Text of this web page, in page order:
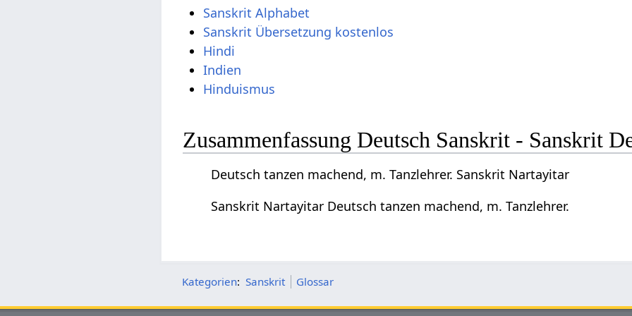
Sanskrit Alphabet
Sanskrit Übersetzung kostenlos
Hindi
Indien
Hinduismus
Zusammenfassung Deutsch Sanskrit - Sanskrit
Deutsch tanzen machend, m. Tanzlehrer. Sanskrit Nartayitar
Sanskrit Nartayitar Deutsch tanzen machend, m. Tanzlehrer.
Kategorien: Sanskrit Glossar